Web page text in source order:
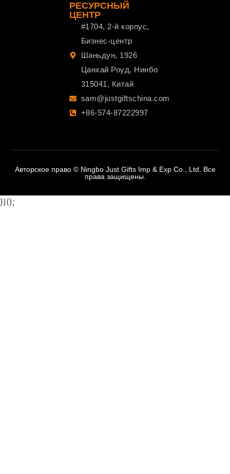
РЕСУРСНЫЙ
ЦЕНТР
#1704, 2-й корпус,
Бизнес-центр
Шаньдун, 1926
Цанхай Роуд, Нинбо
315041, Китай
sam@justgiftschina.com
+86-574-87222997
Авторское право © Ningbo Just Gifts Imp & Exp Co., Ltd. Все
права защищены.
})();